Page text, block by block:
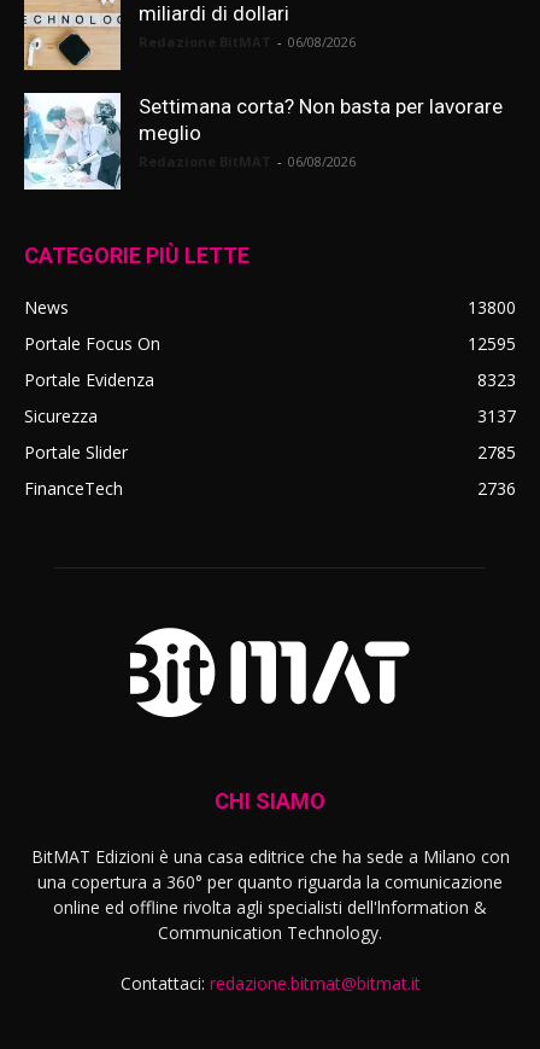
miliardi di dollari
- 06/08/2026
Settimana corta? Non basta per lavorare
meglio
- 06/08/2026
CATEGORIE PIÙ LETTE
News
13800
Portale Focus On
12595
Portale Evidenza
8323
Sicurezza
3137
Portale Slider
2785
FinanceTech
2736
CHI SIAMO
BitMAT Edizioni è una casa editrice che ha sede a Milano con
una copertura a 360° per quanto riguarda la comunicazione
online ed offline rivolta agli specialisti dell'lnformation &
Communication Technology.
Contattaci: redazione.bitmat@bitmat.it